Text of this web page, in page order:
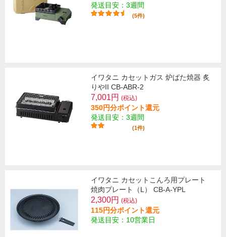
発送目安：3週間
(5件)
イワタニ カセットガス 炉ばた焼器 炙
りやII CB-ABR-2
7,001円 (税込)
350円分ポイント還元
発送目安：3週間
(1件)
イワタニ カセットこんろ用プレート
焼肉プレート（L） CB-A-YPL
2,300円 (税込)
115円分ポイント還元
発送目安：10営業日